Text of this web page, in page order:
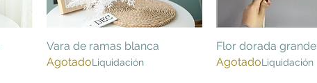
Vista rápida
Vara de ramas blanca
AgotadoLiquidación
Vista rápida
Flor dorada grande
AgotadoLiquidación